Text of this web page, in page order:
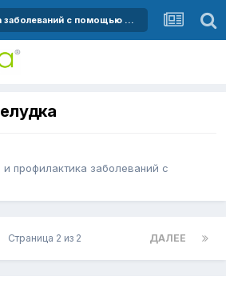
Лечение и профилактика заболеваний с помощью масел
и профилактика заболеваний с
ДАЛЕЕ
Страница 2 из 2